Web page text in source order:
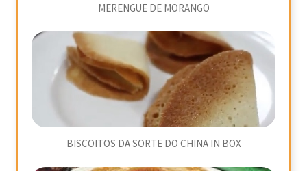
MERENGUE DE MORANGO
BISCOITOS DA SORTE DO CHINA IN BOX